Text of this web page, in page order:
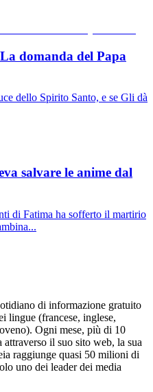
domanda del Papa
dello Spirito Santo, e se Gli dà
salvare le anime dal
di Fatima ha sofferto il martirio
di informazione gratuito
lingue (francese, inglese,
Ogni mese, più di 10
il suo sito web, la sua
raggiunge quasi 50 milioni di
uno dei leader dei media